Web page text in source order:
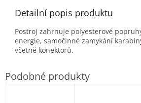
Detailní popis produktu
Postroj zahrnuje polyesterové
energie, samočinné zamykání
včetně konektorů.